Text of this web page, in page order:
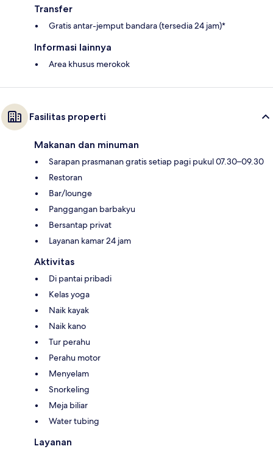
Transfer
Gratis antar-jemput bandara (tersedia 24 jam)*
Informasi lainnya
Area khusus merokok
Fasilitas properti
Makanan dan minuman
Sarapan prasmanan gratis setiap pagi pukul 07.30–09.30
Restoran
Bar/lounge
Panggangan barbakyu
Bersantap privat
Layanan kamar 24 jam
Aktivitas
Di pantai pribadi
Kelas yoga
Naik kayak
Naik kano
Tur perahu
Perahu motor
Menyelam
Snorkeling
Meja biliar
Water tubing
Layanan